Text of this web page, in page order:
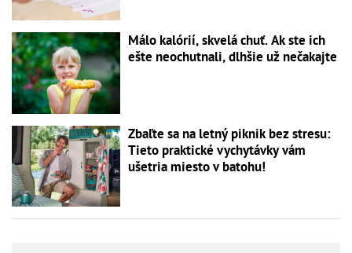
Málo kalórií, skvelá chuť. Ak ste ich
ešte neochutnali, dlhšie už nečakajte
Zbaľte sa na letný piknik bez stresu:
Tieto praktické vychytávky vám
ušetria miesto v batohu!